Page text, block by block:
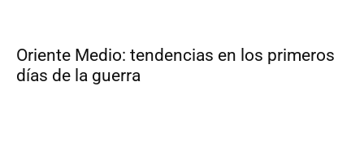
Oriente Medio: tendencias en los primeros
días de la guerra